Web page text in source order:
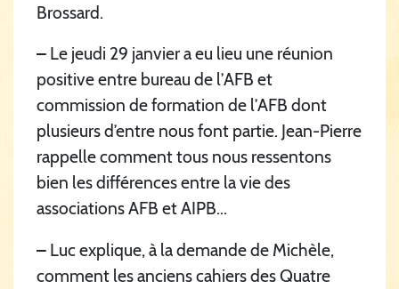
Brossard.
– Le jeudi 29 janvier a eu lieu une réunion
positive entre bureau de l’AFB et
commission de formation de l’AFB dont
plusieurs d’entre nous font partie. Jean-Pierre
rappelle comment tous nous ressentons
bien les différences entre la vie des
associations AFB et AIPB...
– Luc explique, à la demande de Michèle,
comment les anciens cahiers des Quatre